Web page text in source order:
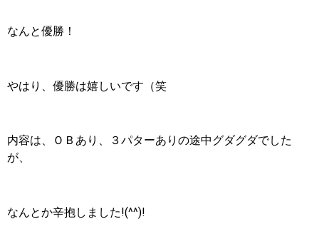
なんと優勝！
やはり、優勝は嬉しいです（笑
内容は、ＯＢあり、３パターありの途中グダグダでした
が、
なんとか辛抱しました!(^^)!